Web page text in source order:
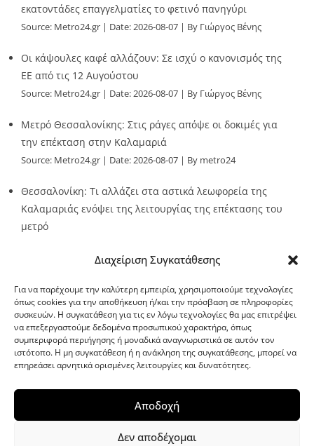
Διαχείριση Συγκατάθεσης
Για να παρέχουμε την καλύτερη εμπειρία, χρησιμοποιούμε τεχνολογίες
όπως cookies για την αποθήκευση ή/και την πρόσβαση σε πληροφορίες
συσκευών. Η συγκατάθεση για τις εν λόγω τεχνολογίες θα μας επιτρέψει
να επεξεργαστούμε δεδομένα προσωπικού χαρακτήρα, όπως
συμπεριφορά περιήγησης ή μοναδικά αναγνωριστικά σε αυτόν τον
ιστότοπο. Η μη συγκατάθεση ή η ανάκληση της συγκατάθεσης, μπορεί να
επηρεάσει αρνητικά ορισμένες λειτουργίες και δυνατότητες.
Αποδοχή
Δεν αποδέχομαι
εκατοντάδες επαγγελματίες το φετινό πανηγύρι
Source: Metro24.gr Date: 2026-08-07 By Γιώργος Βένης
Οι κάψουλες καφέ αλλάζουν: Σε ισχύ ο κανονισμός της
ΕΕ από τις 12 Αυγούστου
Source: Metro24.gr Date: 2026-08-07 By Γιώργος Βένης
Μετρό Θεσσαλονίκης: Στις ράγες απόψε οι δοκιμές για
την επέκταση στην Καλαμαριά
Source: Metro24.gr Date: 2026-08-07 By metro24
Θεσσαλονίκη: Τι αλλάζει στα αστικά λεωφορεία της
Καλαμαριάς ενόψει της λειτουργίας της επέκτασης του
μετρό
G-point.gr